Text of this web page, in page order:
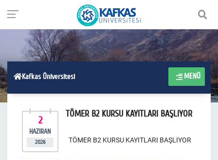
Kafkas Üniversitesi MENÜ
2
HAZIRAN
2026
TÖMER B2 KURSU KAYITLARI BAŞLIYOR
TÖMER B2 KURSU KAYITLARI BAŞLIYOR